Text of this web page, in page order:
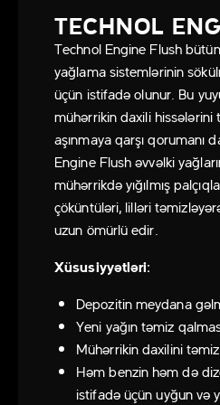
TECHNOL
Technol Engine Flush
yağlama sistemlərinin
üçün istifadə olunur. Bu
mühərrikin daxili hissələrini
aşınmaya qarşı qorumanı
Engine Flush əvvəlki
mühərrikdə yığılmış
çöküntüləri, lilləri
uzun ömürlü edir.
Xüsusiyyətləri:
Depozitin meydana
Yeni yağın təmiz
Mühərrikin daxilini təmiz
Həm benzin həm də
istifadə üçün uyğun və